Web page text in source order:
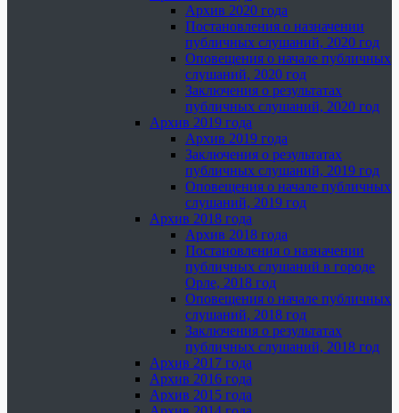
Архив 2020 года
Постановления о назначении
публичных слушаний, 2020 год
Оповещения о начале публичных
слушаний, 2020 год
Заключения о результатах
публичных слушаний, 2020 год
Архив 2019 года
Архив 2019 года
Заключения о результатах
публичных слушаний, 2019 год
Оповещения о начале публичных
слушаний, 2019 год
Архив 2018 года
Архив 2018 года
Постановления о назначении
публичных слушаний в городе
Орле, 2018 год
Оповещения о начале публичных
слушаний, 2018 год
Заключения о результатах
публичных слушаний, 2018 год
Архив 2017 года
Архив 2016 года
Архив 2015 года